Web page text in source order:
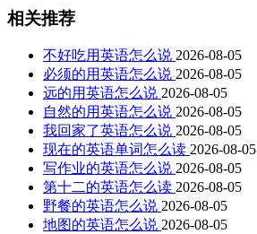
相关推荐
不好吃用英语怎么说 2026-08-05
必须的用英语怎么说 2026-08-05
远的用英语怎么说 2026-08-05
自然的用英语怎么说 2026-08-05
我回家了英语怎么说 2026-08-05
现在的英语单词怎么读 2026-08-05
写作业的英语怎么说 2026-08-05
第十二的英语怎么读 2026-08-05
野餐的英语怎么说 2026-08-05
地图的英语怎么说 2026-08-05